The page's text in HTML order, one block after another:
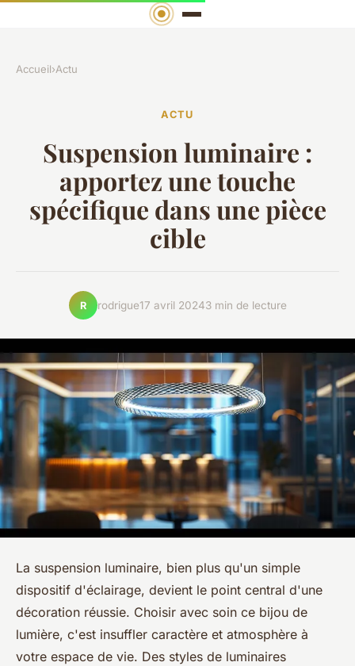
Accueil›Actu
ACTU
Suspension luminaire :
apportez une touche
spécifique dans une pièce
cible
R rodrigue17 avril 20243 min de lecture
La suspension luminaire, bien plus qu'un simple
dispositif d'éclairage, devient le point central d'une
décoration réussie. Choisir avec soin ce bijou de
lumière, c'est insuffler caractère et atmosphère à
votre espace de vie. Des styles de luminaires